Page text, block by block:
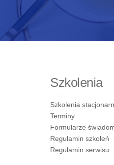
Szkolenia
Szkolenia
Terminy
Formularze
Regulamin szkoleń
Regulamin serwisu